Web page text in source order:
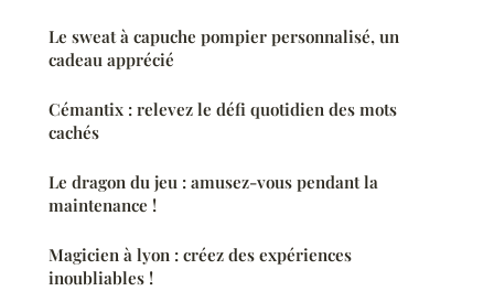
Le sweat à capuche pompier personnalisé, un
cadeau apprécié
Cémantix : relevez le défi quotidien des mots
cachés
Le dragon du jeu : amusez-vous pendant la
maintenance !
Magicien à lyon : créez des expériences
inoubliables !